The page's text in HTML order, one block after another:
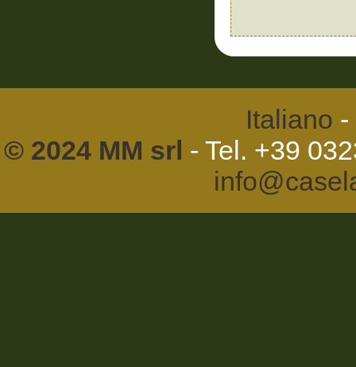
Italiano -
© 2024 MM srl - Tel. +39